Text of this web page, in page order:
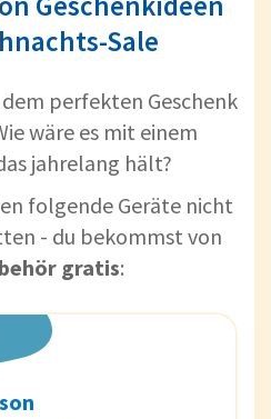
Sale
perfekten Geschenk
wäre es mit einem
jahrelang hält?
folgende Geräte nicht
- du bekommst von
gratis: